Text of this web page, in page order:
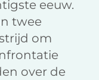
eeuw.
twee
om
over de